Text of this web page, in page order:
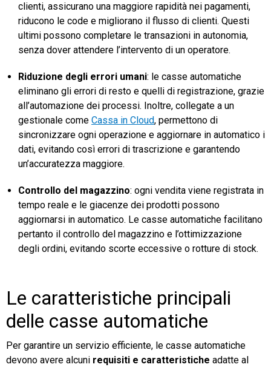
clienti, assicurano una maggiore rapidità nei pagamenti,
riducono le code e migliorano il flusso di clienti. Questi
ultimi possono completare le transazioni in autonomia,
senza dover attendere l’intervento di un operatore.
Riduzione degli errori umani: le casse automatiche
eliminano gli errori di resto e quelli di registrazione, grazie
all’automazione dei processi. Inoltre, collegate a un
gestionale come Cassa in Cloud, permettono di
sincronizzare ogni operazione e aggiornare in automatico i
dati, evitando così errori di trascrizione e garantendo
un’accuratezza maggiore.
Controllo del magazzino: ogni vendita viene registrata in
tempo reale e le giacenze dei prodotti possono
aggiornarsi in automatico. Le casse automatiche facilitano
pertanto il controllo del magazzino e l’ottimizzazione
degli ordini, evitando scorte eccessive o rotture di stock.
Le caratteristiche principali
delle casse automatiche
Per garantire un servizio efficiente, le casse automatiche
devono avere alcuni requisiti e caratteristiche adatte al